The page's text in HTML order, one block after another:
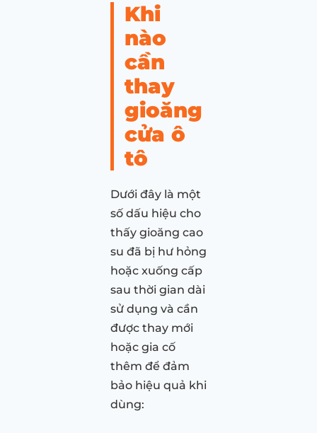
Khi
nào
cần
thay
gioăng
cửa ô
tô
Dưới đây là một
số dấu hiệu cho
thấy gioăng cao
su đã bị hư hỏng
hoặc xuống cấp
sau thời gian dài
sử dụng và cần
được thay mới
hoặc gia cố
thêm để đảm
bảo hiệu quả khi
dùng: